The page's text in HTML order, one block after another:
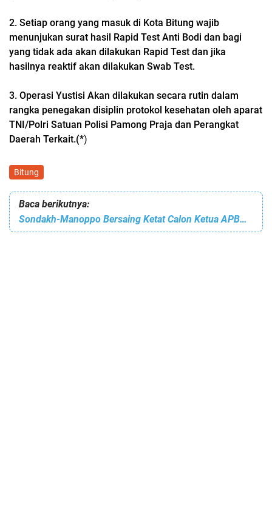
2. Setiap orang yang masuk di Kota Bitung wajib
menunjukan surat hasil Rapid Test Anti Bodi dan bagi
yang tidak ada akan dilakukan Rapid Test dan jika
hasilnya reaktif akan dilakukan Swab Test.
3. Operasi Yustisi Akan dilakukan secara rutin dalam
rangka penegakan disiplin protokol kesehatan oleh aparat
TNI/Polri Satuan Polisi Pamong Praja dan Perangkat
Daerah Terkait.(*)
Bitung
Baca berikutnya:
Sondakh-Manoppo Bersaing Ketat Calon Ketua APBMI Sulut